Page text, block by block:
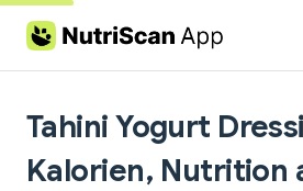
Skip to content
Tahini Yogurt
Kalorien, Nutrition